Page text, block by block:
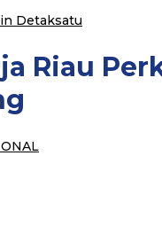
Detaksatu
Riau